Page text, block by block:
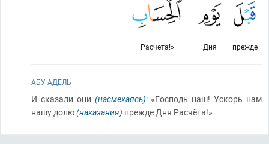
прежде
Дня
Расчета!»
АБУ АДЕЛЬ
И сказали они (насмехаясь): «Господь наш! Ускорь нам
нашу долю(наказания) прежде Дня Расчёта!»